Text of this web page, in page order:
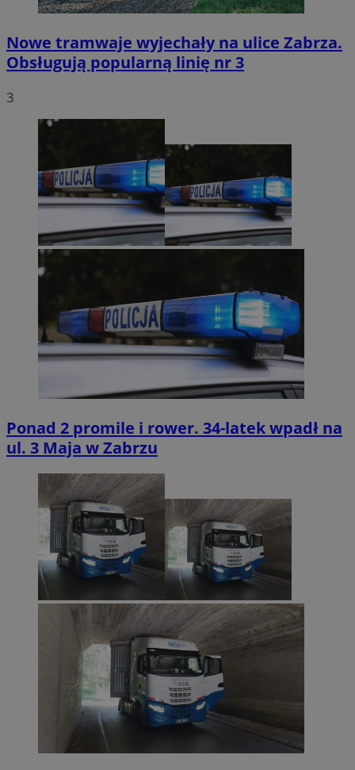
Nowe tramwaje wyjechały na ulice Zabrza.
Obsługują popularną linię nr 3
3
Ponad 2 promile i rower. 34-latek wpadł na
ul. 3 Maja w Zabrzu